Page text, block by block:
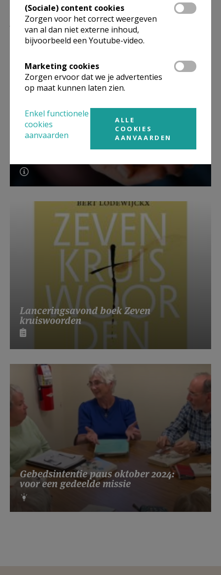
Lees meer
Lanceringsavond boek Zeven
kruiswoorden
Gebedsintentie paus oktober 2024:
voor een gedeelde missie
(Sociale) content cookies
Zorgen voor het correct weergeven
van al dan niet externe inhoud,
bijvoorbeeld een Youtube-video.
Marketing cookies
Zorgen ervoor dat we je advertenties
op maat kunnen laten zien.
Enkel functionele
cookies
aanvaarden
ALLE
COOKIES
AANVAARDEN